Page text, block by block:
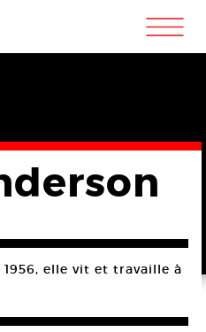
m
elle vit et travaille à